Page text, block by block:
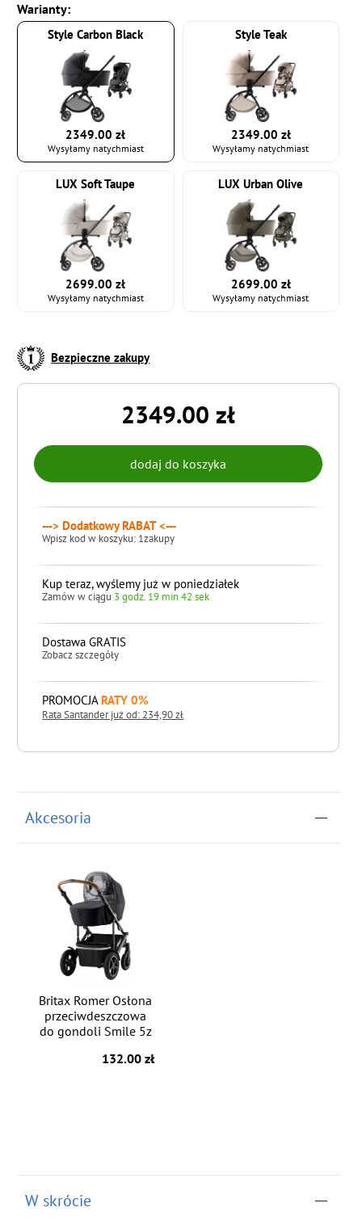
Warianty:
Style Carbon Black
2349.00 zł
Wysyłamy natychmiast
Style Teak
2349.00 zł
Wysyłamy natychmiast
LUX Soft Taupe
2699.00 zł
Wysyłamy natychmiast
LUX Urban Olive
2699.00 zł
Wysyłamy natychmiast
Bezpieczne zakupy
2349.00 zł
---> Dodatkowy RABAT <---
Wpisz kod w koszyku: 1zakupy
Kup teraz, wyślemy już w poniedziałek
Zamów w ciągu 3 godz. 19 min 41 sek
Dostawa GRATIS
Zobacz szczegóły
PROMOCJA RATY 0%
Rata Santander już od: 234,90 zł
Akcesoria
Britax Romer Osłona
przeciwdeszczowa
do gondoli Smile 5z
132.00 zł
W skrócie